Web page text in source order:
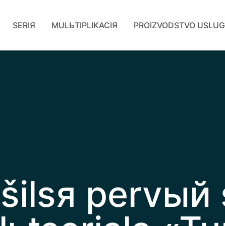
SERIЯ MULЬTIPLIKACIЯ PROIZVODSTVO USLUG
pervый